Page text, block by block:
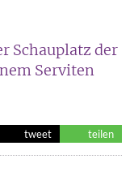
Schauplatz der
Serviten
tweet teilen